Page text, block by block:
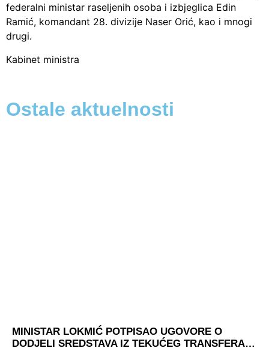
federalni ministar raseljenih osoba i izbjeglica Edin
Ramić, komandant 28. divizije Naser Orić, kao i mnogi
drugi.
Kabinet ministra
Ostale aktuelnosti
MINISTAR LOKMIĆ POTPISAO UGOVORE O
DODJELI SREDSTAVA IZ TEKUĆEG TRANSFERA…